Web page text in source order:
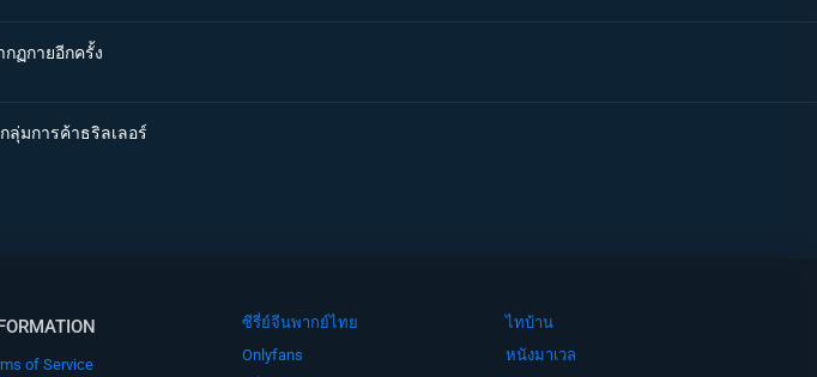
ฏกายอีกครั้ง
ลุ่มการค้าธริลเลอร์
of Service
ซีรี่ย์จีนพากย์ไทย
Onlyfans
ไทบ้าน
หนังมาเวล